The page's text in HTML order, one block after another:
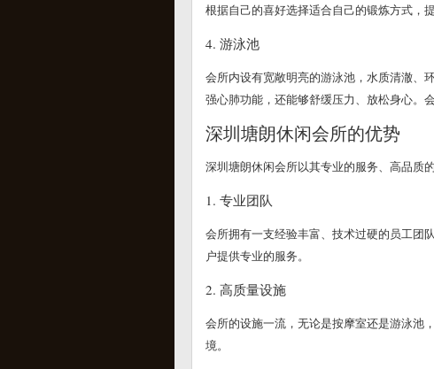
根据自己的喜好选择适合自己的锻炼方式，
4. 游泳池
会所内设有宽敞明亮的游泳池，水质清澈、
强心肺功能，还能够舒缓压力、放松身心。
深圳塘朗休闲会所的优势
深圳塘朗休闲会所以其专业的服务、高品质
1. 专业团队
会所拥有一支经验丰富、技术过硬的员工团
户提供专业的服务。
2. 高质量设施
会所的设施一流，无论是按摩室还是游泳池
境。